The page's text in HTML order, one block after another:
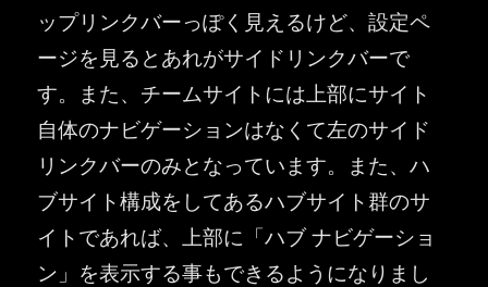
ップリンクバーっぽく見えるけど、設定ペ
ージを見るとあれがサイドリンクバーで
す。また、チームサイトには上部にサイト
自体のナビゲーションはなくて左のサイド
リンクバーのみとなっています。また、ハ
ブサイト構成をしてあるハブサイト群のサ
イトであれば、上部に「ハブ ナビゲーショ
ン」を表示する事もできるようになりまし